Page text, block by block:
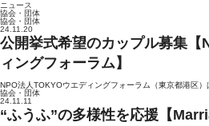
ニュース
協会・団体
協会・団体
24.11.20
公開挙式希望のカップル募集【
ィングフォーラム】
NPO法人TOKYOウエディングフォーラム（東京都港区
協会・団体
24.11.11
“ふうふ”の多様性を応援【